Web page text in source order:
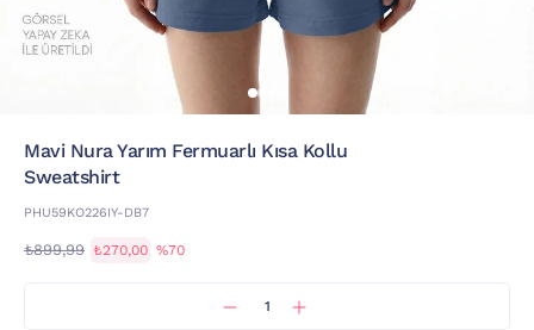
Mavi Nura Yarım Fermuarlı Kısa Kollu
Sweatshirt
PHU59KO226IY-DB7
₺899,99 ₺270,00 %70